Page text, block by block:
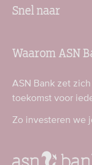
Snel naar
Waarom ASN
ASN Bank zet
toekomst voor
Zo investeren we